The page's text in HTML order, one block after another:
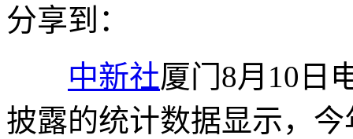
分享到：
中新社厦门8月10日
披露的统计数据显示，